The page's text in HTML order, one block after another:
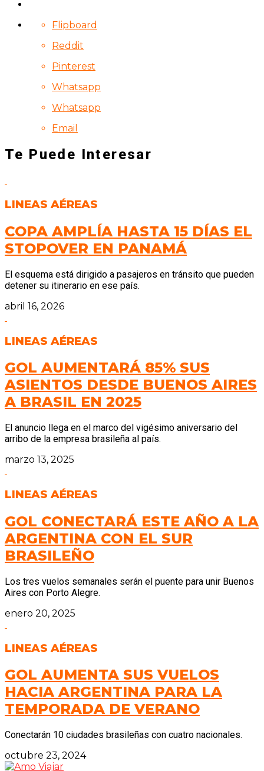
Flipboard
Reddit
Pinterest
Whatsapp
Whatsapp
Email
Te Puede Interesar
LINEAS AÉREAS
COPA AMPLÍA HASTA 15 DÍAS EL
STOPOVER EN PANAMÁ
El esquema está dirigido a pasajeros en tránsito que pueden
detener su itinerario en ese país.
abril 16, 2026
LINEAS AÉREAS
GOL AUMENTARÁ 85% SUS
ASIENTOS DESDE BUENOS AIRES
A BRASIL EN 2025
El anuncio llega en el marco del vigésimo aniversario del
arribo de la empresa brasileña al país.
marzo 13, 2025
LINEAS AÉREAS
GOL CONECTARÁ ESTE AÑO A LA
ARGENTINA CON EL SUR
BRASILEÑO
Los tres vuelos semanales serán el puente para unir Buenos
Aires con Porto Alegre.
enero 20, 2025
LINEAS AÉREAS
GOL AUMENTA SUS VUELOS
HACIA ARGENTINA PARA LA
TEMPORADA DE VERANO
Conectarán 10 ciudades brasileñas con cuatro nacionales.
octubre 23, 2024